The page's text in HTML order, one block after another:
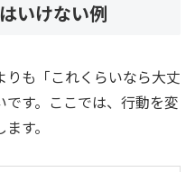
いけない例
も「これくらいなら大丈
す。ここでは、行動を変
す。